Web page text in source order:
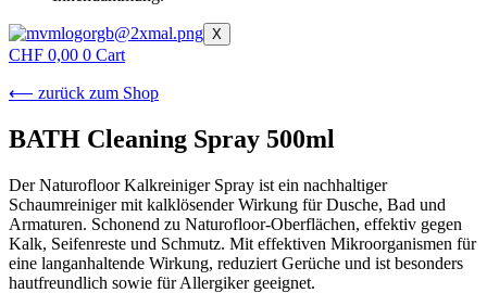
X
CHF 0,00 0 Cart
⟵ zurück zum Shop
BATH Cleaning Spray 500ml
Der Naturofloor Kalkreiniger Spray ist ein nachhaltiger
Schaumreiniger mit kalklösender Wirkung für Dusche, Bad und
Armaturen. Schonend zu Naturofloor-Oberflächen, effektiv gegen
Kalk, Seifenreste und Schmutz. Mit effektiven Mikroorganismen für
eine langanhaltende Wirkung, reduziert Gerüche und ist besonders
hautfreundlich sowie für Allergiker geeignet.